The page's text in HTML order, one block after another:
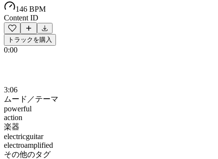
146 BPM
Content ID
トラックを購入
0:00
3:06
ムード／テーマ
powerful
action
楽器
electricguitar
electroamplified
その他のタグ